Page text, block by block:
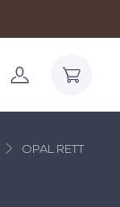
OPAL RETT